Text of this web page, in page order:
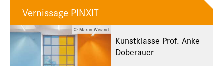
© Martin Weiand
Vernissage PINXIT
Kunstklasse Prof. Anke
Doberauer